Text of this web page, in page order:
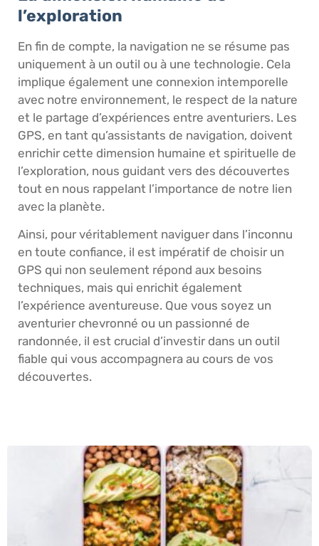
l’exploration
En fin de compte, la navigation ne se résume pas
uniquement à un outil ou à une technologie. Cela
implique également une connexion intemporelle
avec notre environnement, le respect de la nature
et le partage d’expériences entre aventuriers. Les
GPS, en tant qu’assistants de navigation, doivent
enrichir cette dimension humaine et spirituelle de
l’exploration, nous guidant vers des découvertes
tout en nous rappelant l’importance de notre lien
avec la planète.
Ainsi, pour véritablement naviguer dans l’inconnu
en toute confiance, il est impératif de choisir un
GPS qui non seulement répond aux besoins
techniques, mais qui enrichit également
l’expérience aventureuse. Que vous soyez un
aventurier chevronné ou un passionné de
randonnée, il est crucial d’investir dans un outil
fiable qui vous accompagnera au cours de vos
découvertes.